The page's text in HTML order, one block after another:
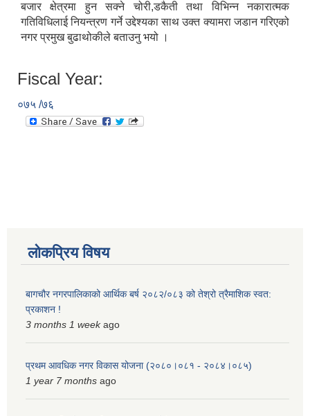
बजार क्षेत्रमा हुन सक्ने चोरी,डकैती तथा विभिन्न नकारात्मक
गतिविधिलाई नियन्त्रण गर्ने उद्देश्यका साथ उक्त क्यामरा जडान गरिएको
नगर प्रमुख बुढाथोकीले बताउनु भयो ।
Fiscal Year:
०७५ /७६
लोकप्रिय विषय
बागचौर नगरपालिकाको आर्थिक बर्ष २०८२/०८३ को तेश्रो त्रैमाशिक स्वत:
प्रकाशन !
3 months 1 weekago
प्रथम आवधिक नगर विकास योजना (२०८०।०८१ - २०८४।०८५)
1 year 7 months ago